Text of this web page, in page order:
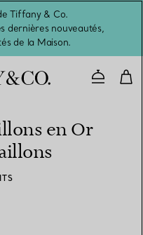
Tiffany & Co.
dernières nouveautés,
de la Maison.
en Or